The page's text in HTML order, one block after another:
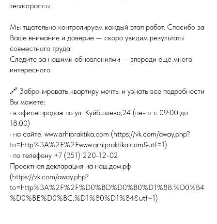
теплотрассы.
Мы тщательно контролируем каждый этап работ. Спасибо за
Ваше внимание и доверие — скоро увидим результаты
совместного труда!
Следите за нашими обновлениями — впереди ещё много
интересного.
🔗 Забронировать квартиру мечты и узнать все подробности
Вы можете:
· в офисе продаж по ул. Куйбышева,24 (пн-пт с 09:00 до
18:00)
· на сайте: www.arhipraktika.com (https://vk.com/away.php?
to=http%3A%2F%2Fwww.arhipraktika.com&utf=1)
· по телефону +7 (351) 220-12-02
Проектная декларация на наш.дом.рф
(https://vk.com/away.php?
to=http%3A%2F%2F%D0%BD%D0%B0%D1%88.%D0%B4
%D0%BE%D0%BC.%D1%80%D1%84&utf=1)